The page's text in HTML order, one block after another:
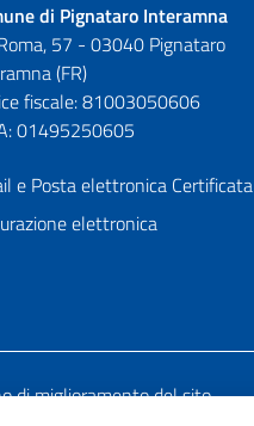
di Pignataro Interamna
57 - 03040 Pignataro
(FR)
fiscale: 81003050606
01495250605
e Posta elettronica Certificata
elettronica
di miglioramento del sito